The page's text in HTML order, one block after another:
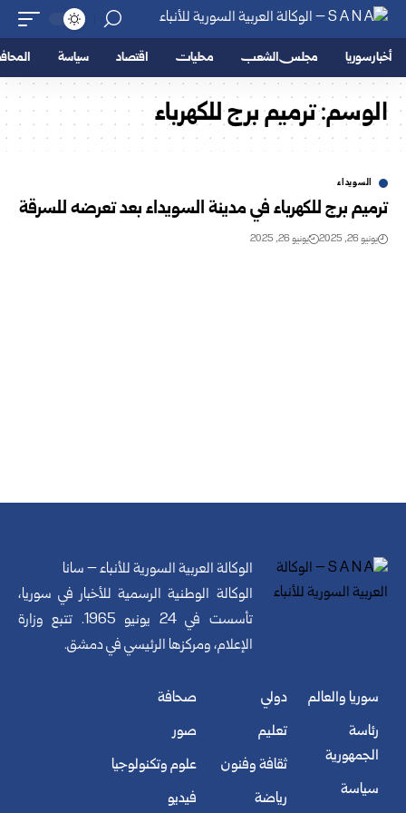
أخبار سوريا مجلس الشعب محليات اقتصاد سياسة
الوسم:ترميم برج للكهرباء
السويداء
ترميم برج للكهرباء في مدينة السويداء بعد تعرضه للسرقة
يونيو 26, 2025 يونيو 26, 2025
الوكالة العربية السورية للأنباء – سانا
الوكالة الوطنية الرسمية للأخبار في سوريا،
تأسست في 24 يونيو 1965. تتبع وزارة
الإعلام، ومركزها الرئيسي في دمشق.
سوريا والعالم
رئاسة
الجمهورية
سياسة
دولي
تعليم
ثقافة وفنون
رياضة
صحافة
صور
علوم وتكنولوجيا
فيديو